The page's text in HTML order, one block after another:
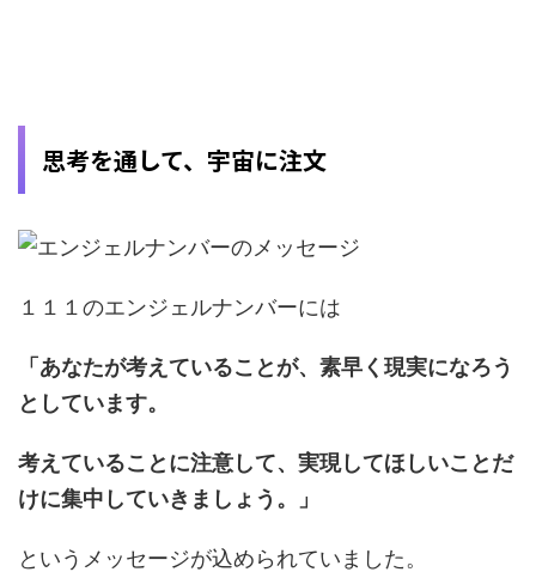
思考を通して、宇宙に注文
１１１のエンジェルナンバーには
「あなたが考えていることが、素早く現実になろう
としています。
考えていることに注意して、実現してほしいことだ
けに集中していきましょう。」
というメッセージが込められていました。